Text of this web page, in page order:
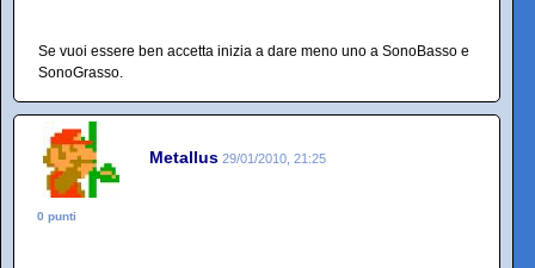
Se vuoi essere ben accetta inizia a dare meno uno a SonoBasso e
SonoGrasso.
Metallus 29/01/2010, 21:25
0 punti